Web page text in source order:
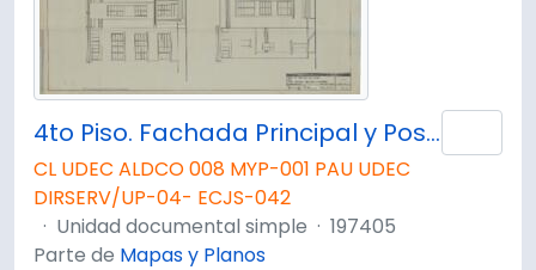
4to Piso. Fachada Principal y Posterior. E-57
CL UDEC ALDCO 008 MYP-001 PAU UDEC
DIRSERV/UP-04- ECJS-042
· Unidad documental simple · 197405
Parte de Mapas y Planos